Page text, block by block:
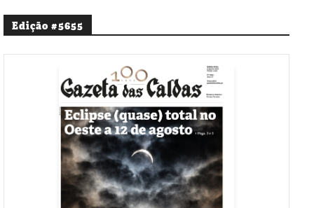
Edição #5655